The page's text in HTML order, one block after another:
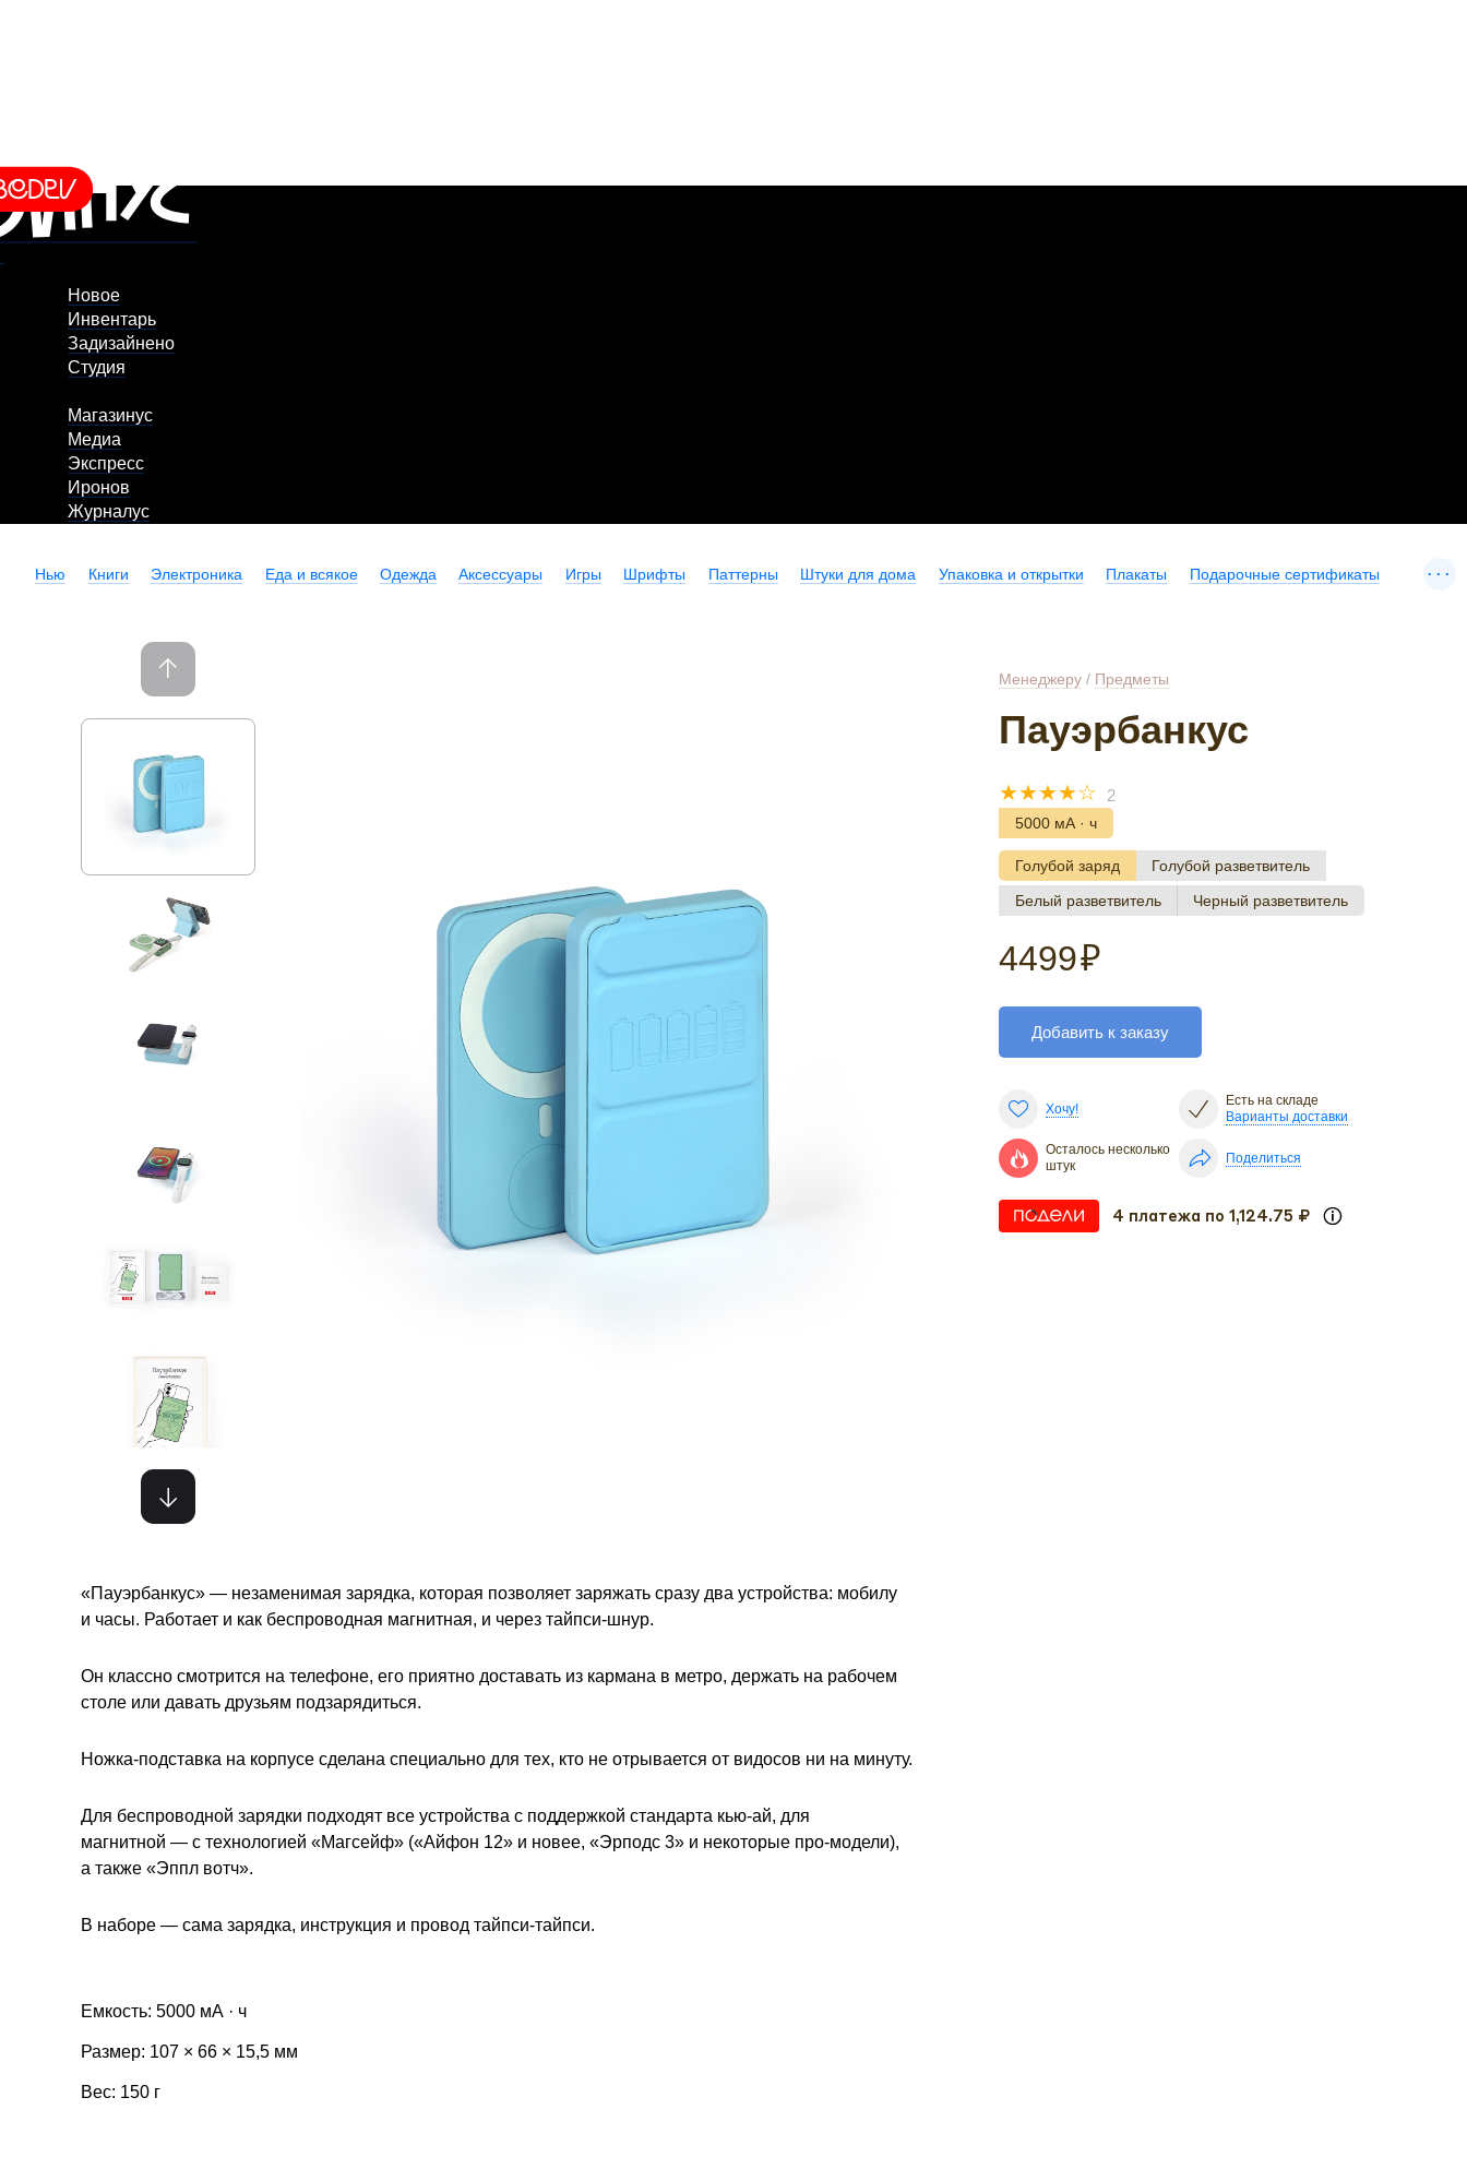
Новое
Инвентарь
Задизайнено
Студия
Магазинус
Медиа
Экспресс
Иронов
Журналус
Нью Книги Электроника Еда и всякое Одежда Аксессуары Игры Шрифты Паттерны Штуки для дома Упаковка и открытки Плакаты Подарочные сертификаты ...
Менеджеру / Предметы
Пауэрбанкус
☆
☆
☆
☆
☆ 2
5000 мА · ч
Голубой заряд
Голубой разветвитель
Белый разветвитель
Черный разветвитель
4499₽
Добавить к заказу
Хочу!
Есть на складе
Варианты доставки
Осталось несколько
штук
Поделиться
4 платежа по 1,124.75 ₽
«Пауэрбанкус» — незаменимая зарядка, которая позволяет заряжать сразу два устройства: мобилу
и часы. Работает и как беспроводная магнитная, и через тайпси-шнур.
Он классно смотрится на телефоне, его приятно доставать из кармана в метро, держать на рабочем
столе или давать друзьям подзарядиться.
Ножка-подставка на корпусе сделана специально для тех, кто не отрывается от видосов ни на минуту.
Для беспроводной зарядки подходят все устройства с поддержкой стандарта кью-ай, для
магнитной — с технологией «Магсейф» («Айфон 12» и новее, «Эрподс 3» и некоторые про-модели),
а также «Эппл вотч».
В наборе — сама зарядка, инструкция и провод тайпси-тайпси.
Емкость: 5000 мА · ч
Размер: 107 × 66 × 15,5 мм
Вес: 150 г